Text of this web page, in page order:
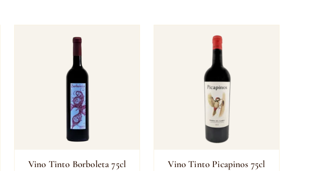
Vino Tinto Borboleta 75cl
Vino Tinto Picapinos 75cl